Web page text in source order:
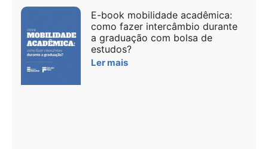
E-book mobilidade acadêmica:
como fazer intercâmbio durante
a graduação com bolsa de
estudos?
Ler mais